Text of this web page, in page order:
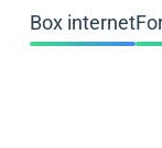
Box internet